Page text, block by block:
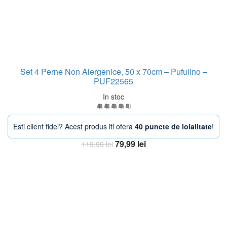
Set 4 Perne Non Alergenice, 50 x 70cm – Pufulino –
PUF22565
In stoc
Esti client fidel? Acest produs iti ofera 40 puncte de loialitate!
119,99lei Prețul
79,99 leiPrețul